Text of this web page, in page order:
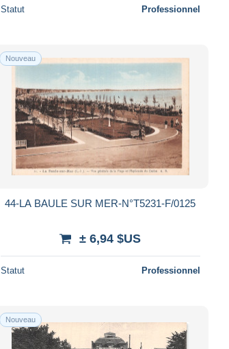
Statut Professionnel
Nouveau
44-LA BAULE SUR MER-N°T5231-F/0125
± 6,94 $US
Statut Professionnel
Nouveau